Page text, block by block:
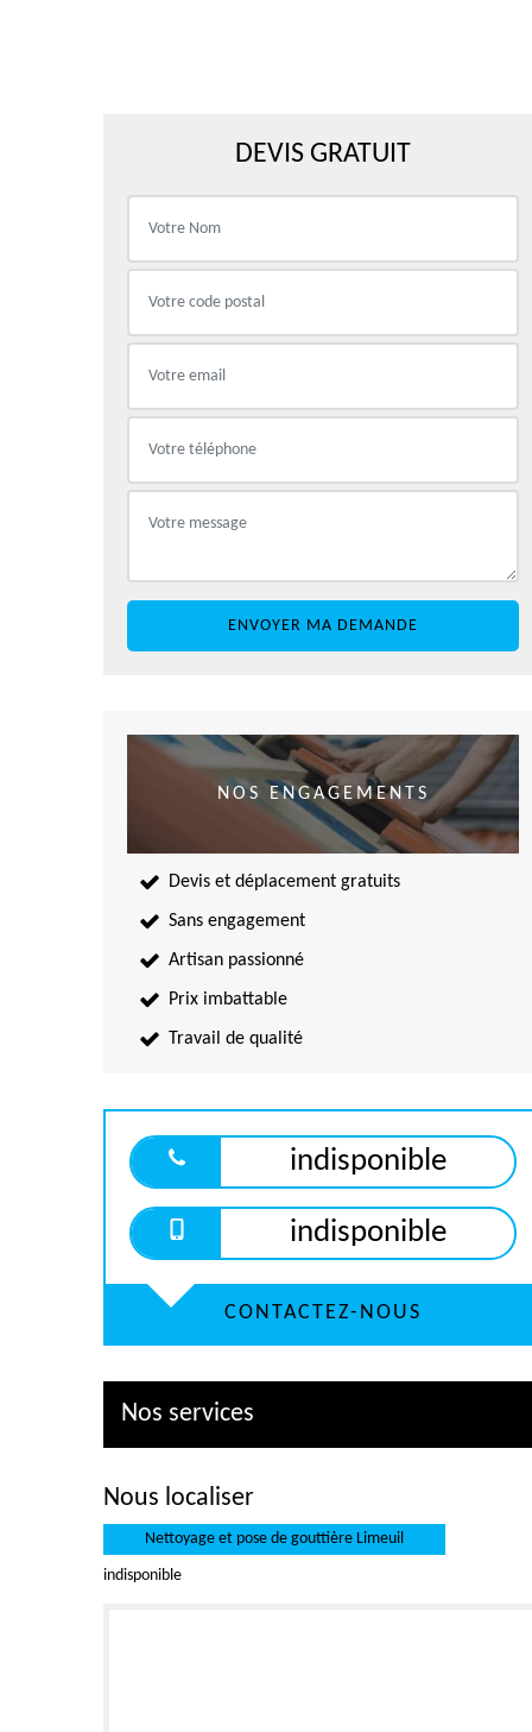
DEVIS GRATUIT
NOS ENGAGEMENTS
Devis et déplacement gratuits
Sans engagement
Artisan passionné
Prix imbattable
Travail de qualité
indisponible
indisponible
CONTACTEZ-NOUS
Nos services
Nous localiser
Nettoyage et pose de gouttière Limeuil
indisponible